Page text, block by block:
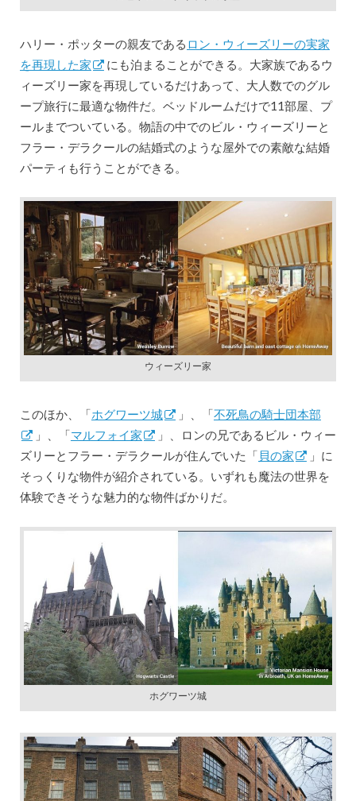
ハリー・ポッターの親友である ロン・ウィーズリーの実家
を再現した家
にも泊まることができる。大家族であるウ
ィーズリー家を再現しているだけあって、大人数でのグル
ープ旅行に最適な物件だ。ベッドルームだけで11部屋、プ
ールまでついている。物語の中でのビル・ウィーズリーと
フラー・デラクールの結婚式のような屋外での素敵な結婚
パーティも行うことができる。
ウィーズリー家
このほか、「ホグワーツ城 」、「不死鳥の騎士団本部
」、「マルフォイ家
」、ロンの兄であるビル・ウィー
ズリーとフラー・デラクールが住んでいた「 貝の家
」に
そっくりな物件が紹介されている。いずれも魔法の世界を
体験できそうな魅力的な物件ばかりだ。
ホグワーツ城